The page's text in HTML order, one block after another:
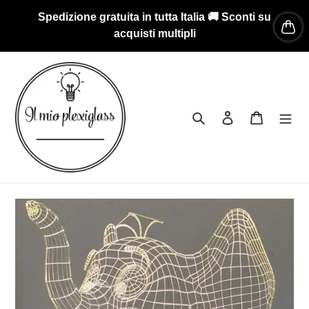
direttamente
contenuti
Spedizione gratuita in tutta Italia 🚚 Sconti su
acquisti multipli
Cerca Accedi Carrello